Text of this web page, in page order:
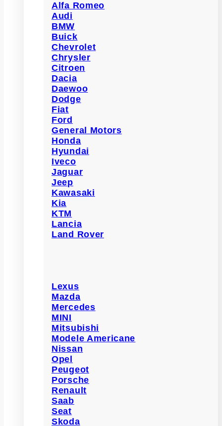
Alfa Romeo
Audi
BMW
Buick
Chevrolet
Chrysler
Citroen
Dacia
Daewoo
Dodge
Fiat
Ford
General Motors
Honda
Hyundai
Iveco
Jaguar
Jeep
Kawasaki
Kia
KTM
Lancia
Land Rover
Lexus
Mazda
Mercedes
MINI
Mitsubishi
Modele Americane
Nissan
Opel
Peugeot
Porsche
Renault
Saab
Seat
Skoda